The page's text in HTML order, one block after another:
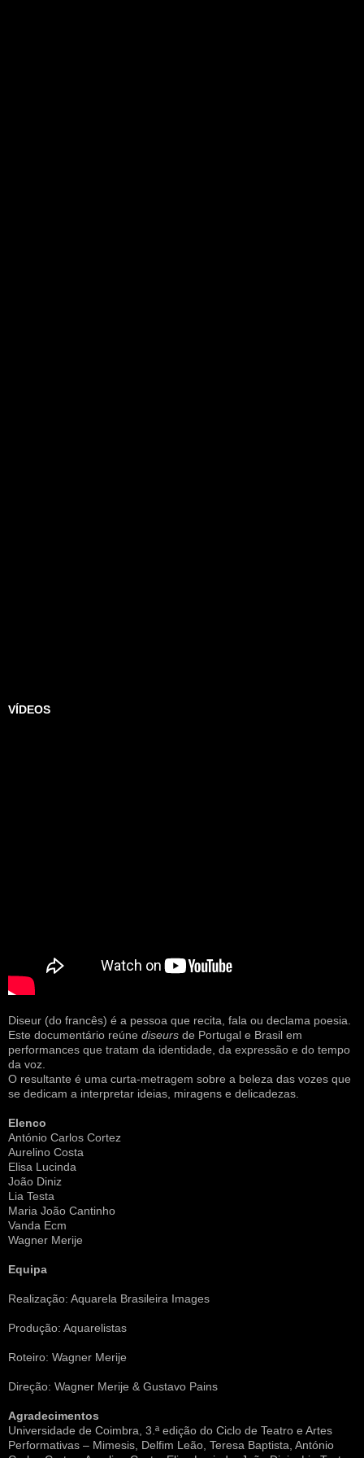
VÍDEOS
Diseur (do francês) é a pessoa que recita, fala ou declama poesia.
Este documentário reúne diseurs de Portugal e Brasil em
performances que tratam da identidade, da expressão e do tempo
da voz.
O resultante é uma curta-metragem sobre a beleza das vozes que
se dedicam a interpretar ideias, miragens e delicadezas.
Elenco
António Carlos Cortez
Aurelino Costa
Elisa Lucinda
João Diniz
Lia Testa
Maria João Cantinho
Vanda Ecm
Wagner Merije
Equipa
Realização: Aquarela Brasileira Images
Produção: Aquarelistas
Roteiro: Wagner Merije
Direção: Wagner Merije & Gustavo Pains
Agradecimentos
Universidade de Coimbra, 3.ª edição do Ciclo de Teatro e Artes
Performativas – Mimesis, Delfim Leão, Teresa Baptista, António